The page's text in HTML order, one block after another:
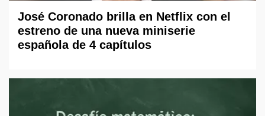
José Coronado brilla en Netflix con el
estreno de una nueva miniserie
española de 4 capítulos